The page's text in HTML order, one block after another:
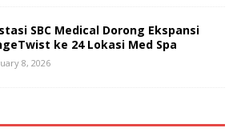
SBC Medical Dorong Ekspansi
ke 24 Lokasi Med Spa
8, 2026